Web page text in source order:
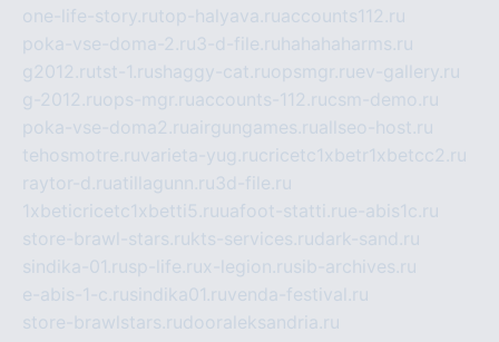
one-life-story.rutop-halyava.ruaccounts112.ru
poka-vse-doma-2.ru3-d-file.ru hahahaharms.ru
g2012.rutst-1.rushaggy-cat.ruopsmgr.ruev-gallery.ru
g-2012.ruops-mgr.ruaccounts-112.rucsm-demo.ru
poka-vse-doma2.ruairgungames.ruallseo-host.ru
tehosmotre.ruvarieta-yug.rucricetc1xbetr1xbetcc2.ru
raytor-d.ruatillagunn.ru3d-file.ru
1xbeticricetc1xbetti5.ruuafoot-statti.rue-abis1c.ru
store-brawl-stars.rukts-services.rudark-sand.ru
sindika-01.rusp-life.rux-legion.rusib-archives.ru
e-abis-1-c.rusindika01.ruvenda-festival.ru
store-brawlstars.rudooraleksandria.ru